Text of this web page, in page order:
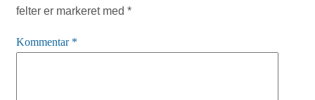
felter er markeret med *
Kommentar *